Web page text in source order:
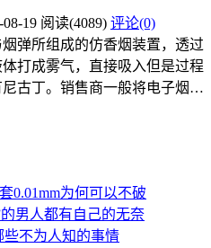
08-19 阅读(4089) 评论(0)
弹所组成的仿香烟装置，透过
打成雾气，直接吸入但是过程
古丁。销售商一般将电子烟…
男人都有自己的无奈
不为人知的事情